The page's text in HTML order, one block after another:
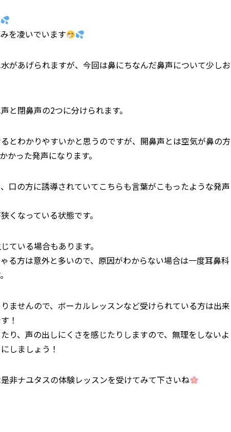
を凌いでいます
があげられますが、今回は鼻にちなんだ鼻声について少しお
と閉鼻声の2つに分けられます。
とわかりやすいかと思うのですが、開鼻声とは空気が鼻の方
かった発声になります。
口の方に誘導されていてこちらも言葉がこもったような発声
くなっている状態です。
ている場合もあります。
る方は意外と多いので、原因がわからない場合は一度耳鼻科
ませんので、ボーカルレッスンなど受けられている方は出来
！
り、声の出しにくさを感じたりしますので、無理をしないよ
しましょう！
非ナユタスの体験レッスンを受けてみて下さいね